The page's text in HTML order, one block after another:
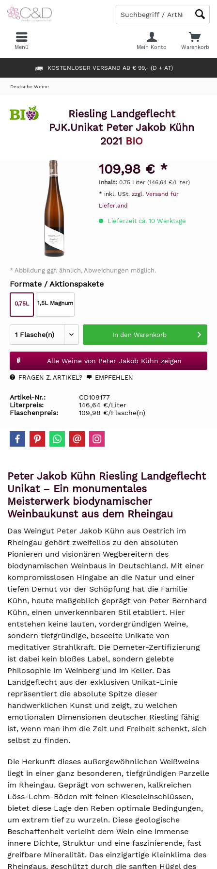
KOSTENLOSER VERSAND AB € 99,- (D + AT)
Warenkorb
Mein Konto
Menü
Deutsche Weine
Riesling Landgeflecht
PJK.Unikat Peter Jakob Kühn
2021 BIO
109,98 € *
Inhalt: 0.75 Liter (146,64 €/Liter)
* inkl. USt. zzgl. Versand für
Lieferland
Lieferzeit ca. 10 Werktage
* Abbildung ggf. ähnlich, Abweichungen möglich.
Formate / Aktionspakete
0,75L 1,5L Magnum
In den Warenkorb
Alle Weine von Peter Jakob Kühn zeigen
FRAGEN Z. ARTIKEL? EMPFEHLEN
Artikel-Nr.:
CD109177
Literpreis:
146,64 €/Liter
Flaschenpreis:
109,98 €/Flasche(n)
Peter Jakob Kühn Riesling Landgeflecht
Unikat – Ein monumentales
Meisterwerk biodynamischer
Weinbaukunst aus dem Rheingau
Das Weingut Peter Jakob Kühn aus Oestrich im
Rheingau gehört zweifellos zu den absoluten
Pionieren und visionären Wegbereitern des
biodynamischen Weinbaus in Deutschland. Mit einer
kompromisslosen Hingabe an die Natur und einer
tiefen Demut vor der Schöpfung hat die Familie
Kühn, heute maßgeblich geprägt von Peter Bernhard
Kühn, einen unverkennbaren Stil etabliert. Hier
entstehen keine lauten, vordergründigen Weine,
sondern tiefgründige, beseelte Unikate von
meditativer Strahlkraft. Die Demeter-Zertifizierung
ist dabei kein bloßes Label, sondern gelebte
Philosophie im Weinberg und im Keller. Das
Landgeflecht aus der exklusiven Unikat-Linie
repräsentiert die absolute Spitze dieser
handwerklichen Kunst und zeigt, zu welchen
emotionalen Dimensionen deutscher Riesling fähig
ist, wenn man ihm die Zeit und Freiheit schenkt, sich
selbst zu finden.
Die Herkunft dieses außergewöhnlichen Weißweins
liegt in einer ganz besonderen, tiefgründigen Parzelle
im Rheingau. Geprägt von schweren, kalkreichen
Löss-Lehm-Böden mit feinen Kieseleinschlüssen,
bietet diese Lage den Reben optimale Bedingungen,
um extrem tief zu wurzeln. Diese geologische
Beschaffenheit verleiht dem Wein eine immense
innere Dichte, Struktur und eine faszinierende, fast
greifbare Mineralität. Das einzigartige Kleinklima des
Rheingaus, geschützt durch die sanften Hügel des